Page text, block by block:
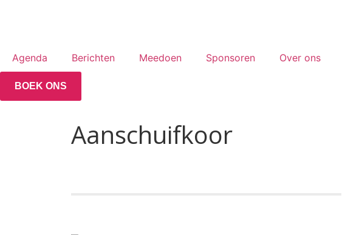
Agenda Berichten Meedoen Sponsoren Over ons
BOEK ONS
Aanschuifkoor